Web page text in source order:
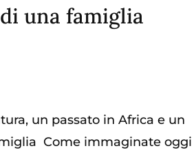
una famiglia
un passato in Africa e un
Come immaginate oggi